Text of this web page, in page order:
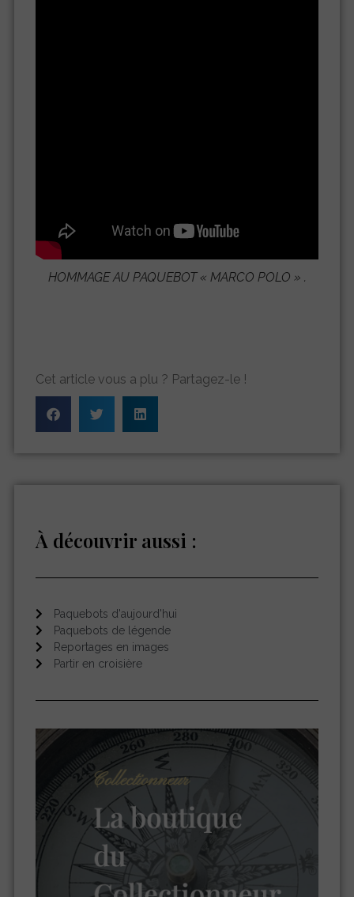
HOMMAGE AU PAQUEBOT « MARCO POLO » .
Cet article vous a plu ? Partagez-le !
À découvrir aussi :
Paquebots d'aujourd'hui
Paquebots de légende
Reportages en images
Partir en croisière